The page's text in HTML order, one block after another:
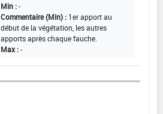
Min :-
Commentaire (Min) : 1er apport au
début de la végétation, les autres
apports après chaque fauche.
Max :-